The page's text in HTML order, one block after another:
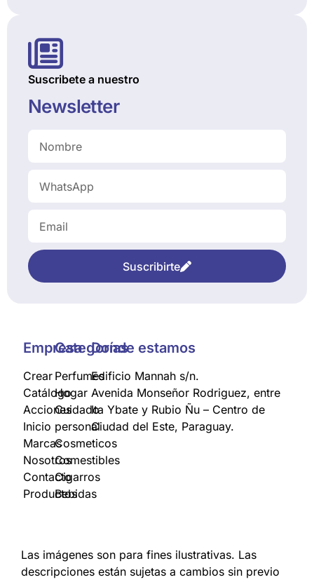
Suscribete a nuestro
Newsletter
Suscribirte
Empresa
Crear
Catálogo
Acciones
Inicio
Marcas
Nosotros
Contacto
Productos
Categorías
Perfumes
Hogar
Cuidado
personal
Cosmeticos
Comestibles
Cigarros
Bebidas
Donde estamos
Edificio Mannah s/n.
Avenida Monseñor Rodriguez, entre
Ita Ybate y Rubio Ñu – Centro de
Ciudad del Este, Paraguay.
Las imágenes son para fines ilustrativas. Las
descripciones están sujetas a cambios sin previo